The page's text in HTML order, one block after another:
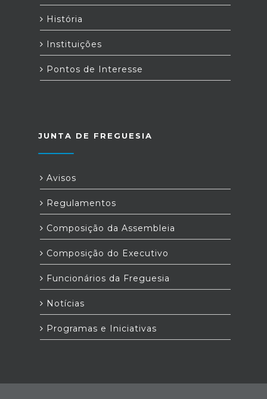
História
Instituições
Pontos de Interesse
JUNTA DE FREGUESIA
Avisos
Regulamentos
Composição da Assembleia
Composição do Executivo
Funcionários da Freguesia
Notícias
Programas e Iniciativas